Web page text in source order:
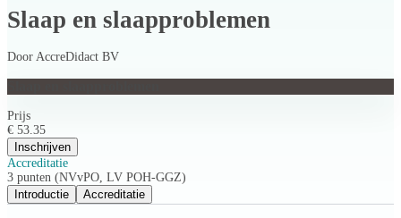
Slaap en slaapproblemen
Door AccreDidact BV
Prijs
€ 53.35
Inschrijven
Accreditatie
3 punten (NVvPO, LV POH-GGZ)
Introductie
Accreditatie